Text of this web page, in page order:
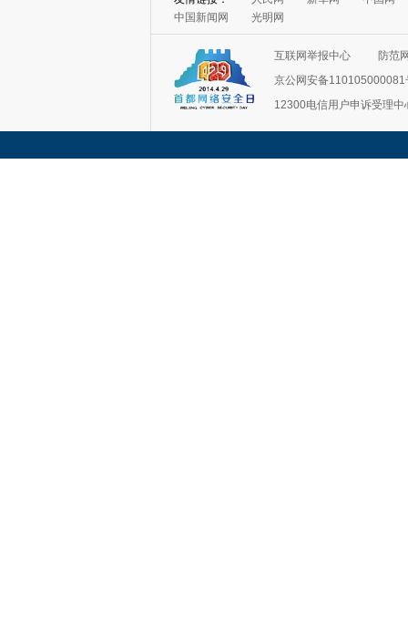
中国新闻网
光明网
互联网举报中心
防范
京公网安备110105000081
12300电信用户申诉受理中